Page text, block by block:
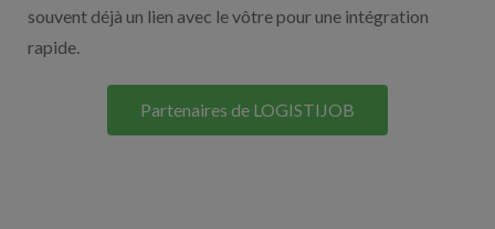
souvent déjà un lien avec le vôtre pour une intégration
rapide.
Partenaires de LOGISTIJOB